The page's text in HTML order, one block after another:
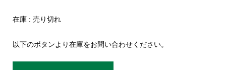
在庫 : 売り切れ
以下のボタンより在庫をお問い合わせください。